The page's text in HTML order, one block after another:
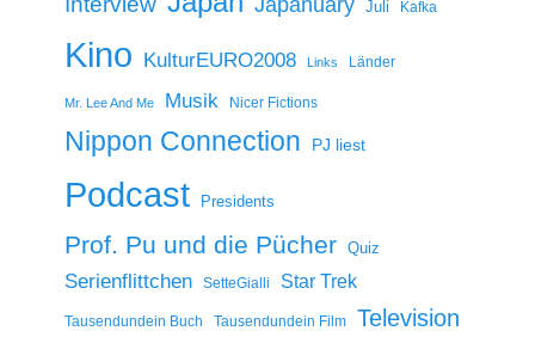
Juli Kafka
Kino KulturEURO2008 Links Länder
Mr. Lee And Me Musik Nicer Fictions
Nippon Connection PJ liest
Podcast Presidents
Prof. Pu und die Pücher Quiz
Serienflittchen SetteGialli Star Trek
Tausendundein Buch Tausendundein Film Television